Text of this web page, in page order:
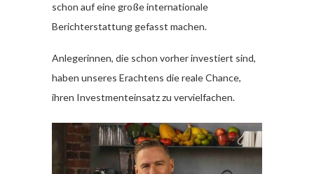
schon auf eine große internationale
Berichterstattung gefasst machen.
Anlegerinnen, die schon vorher investiert sind,
haben unseres Erachtens die reale Chance,
ihren Investmenteinsatz zu vervielfachen.